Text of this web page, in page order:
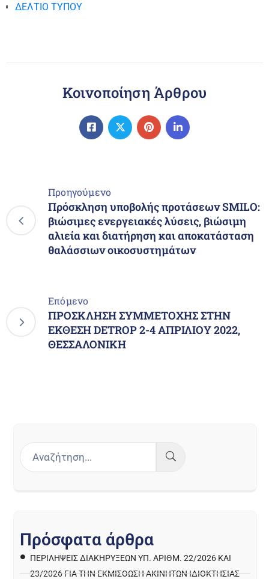
ΔΕΛΤΙΟ ΤΥΠΟΥ
Κοινοποίηση Άρθρου
Προηγούμενο
Πρόσκληση υποβολής προτάσεων SMILO:
βιώσιμες ενεργειακές λύσεις, βιώσιμη
αλιεία και διατήρηση και αποκατάσταση
θαλάσσιων οικοσυστημάτων
Επόμενο
ΠΡΟΣΚΛΗΣΗ ΣΥΜΜΕΤΟΧΗΣ ΣΤΗΝ
ΕΚΘΕΣΗ DETROP 2-4 ΑΠΡΙΛΙΟΥ 2022,
ΘΕΣΣΑΛΟΝΙΚΗ
Πρόσφατα άρθρα
ΠΕΡΙΛΉΨΕΙΣ ΔΙΑΚΗΡΎΞΕΩΝ ΥΠ. ΑΡΙΘΜ. 22/2026 ΚΑΙ
23/2026 ΓΙΑ ΤΗΝ ΕΚΜΊΣΘΩΣΗ ΑΚΙΝΉΤΩΝ ΙΔΙΟΚΤΗΣΊΑΣ